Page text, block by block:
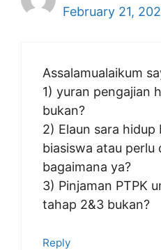
February 21,
Assalamualaikum
1) yuran pengajian
bukan?
2) Elaun sara hidup
biasiswa atau perlu
bagaimana ya?
3) Pinjaman PTPK
tahap 2&3 bukan?
Reply